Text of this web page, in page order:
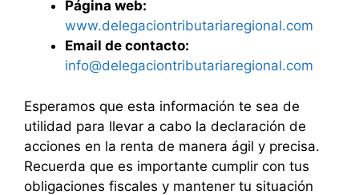
Página web:
www.delegaciontributariaregional.com
Email de contacto:
info@delegaciontributariaregional.com
Esperamos que esta información te sea de
utilidad para llevar a cabo la declaración de
acciones en la renta de manera ágil y precisa.
Recuerda que es importante cumplir con tus
obligaciones fiscales y mantener tu situación